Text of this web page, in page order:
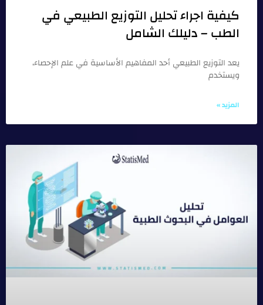
كيفية اجراء تحليل التوزيع الطبيعي في
الطب – دليلك الشامل
يعد التوزيع الطبيعي أحد المفاهيم الأساسية في علم الإحصاء،
ويستخدم
المزيد »